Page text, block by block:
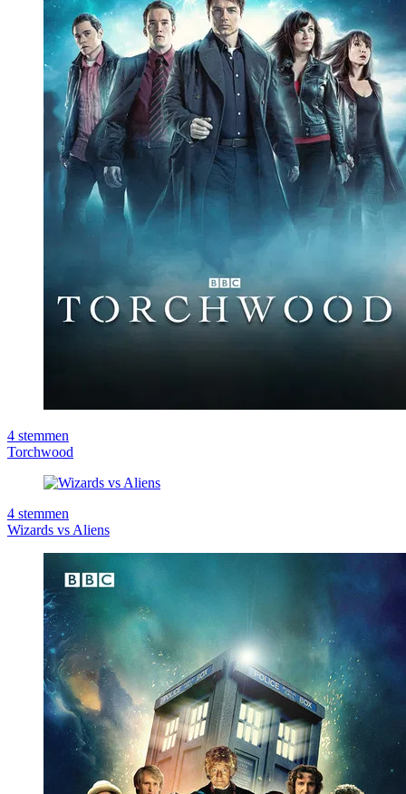
4 stemmen
Torchwood
4 stemmen
Wizards vs Aliens